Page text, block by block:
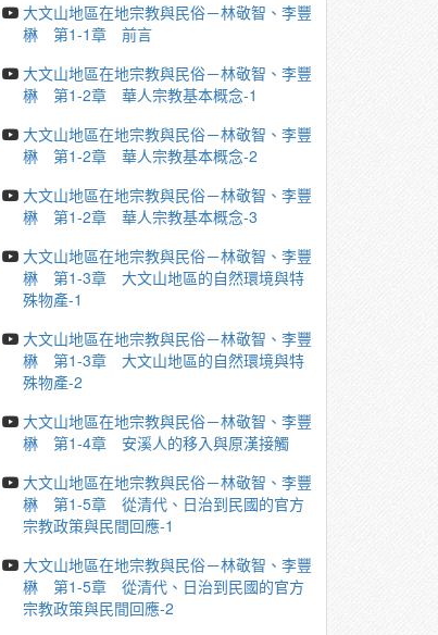
大文山地區在地宗教與民俗－林敬智、李豐
楙 第1-1章 前言
大文山地區在地宗教與民俗－林敬智、李豐
楙 第1-2章 華人宗教基本概念-1
大文山地區在地宗教與民俗－林敬智、李豐
楙 第1-2章 華人宗教基本概念-2
大文山地區在地宗教與民俗－林敬智、李豐
楙 第1-2章 華人宗教基本概念-3
大文山地區在地宗教與民俗－林敬智、李豐
楙 第1-3章 大文山地區的自然環境與特
殊物產-1
大文山地區在地宗教與民俗－林敬智、李豐
楙 第1-3章 大文山地區的自然環境與特
殊物產-2
大文山地區在地宗教與民俗－林敬智、李豐
楙 第1-4章 安溪人的移入與原漢接觸
大文山地區在地宗教與民俗－林敬智、李豐
楙 第1-5章 從清代、日治到民國的官方
宗教政策與民間回應-1
大文山地區在地宗教與民俗－林敬智、李豐
楙 第1-5章 從清代、日治到民國的官方
宗教政策與民間回應-2